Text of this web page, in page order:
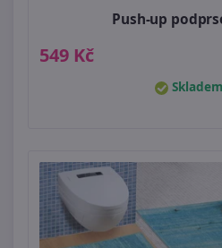
Push-up
549 Kč
Skladem